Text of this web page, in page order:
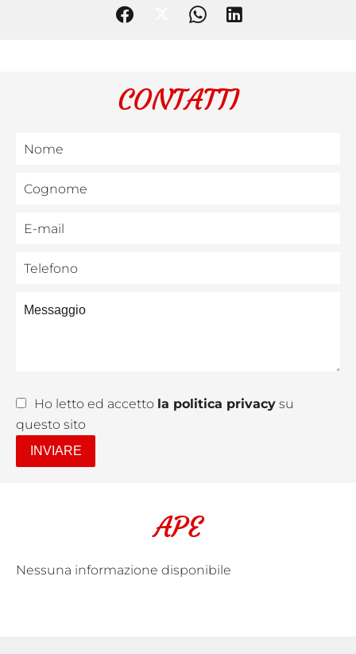
CONTATTI
Ho letto ed accetto la politica privacy su
questo sito
INVIARE
APE
Nessuna informazione disponibile